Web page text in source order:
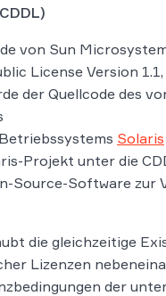
von Sun
License Version
der Quellcode des
Solaris
Projekt unter die
Source-Software zur
die gleichzeitige
Lizenzen
der